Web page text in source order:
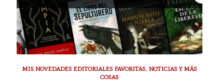
MIS NOVEDADES EDITORIALES FAVORITAS, NOTICIAS Y MÁS
COSAS